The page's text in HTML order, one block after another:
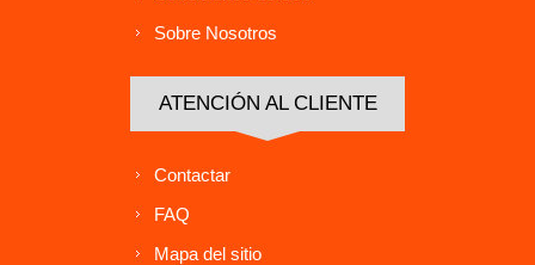
Sobre Nosotros
ATENCIÓN AL CLIENTE
Contactar
FAQ
Mapa del sitio